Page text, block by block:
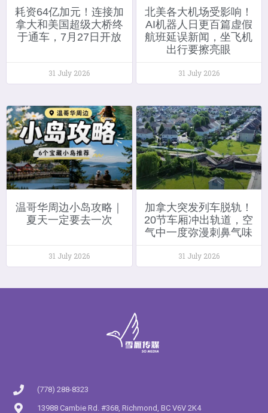
耗资64亿加元！连接加
拿大和美国超级大桥终
于通车，7月27日开放
31 July 2026
北美各大机场受影响！
AI机器人日更百篇虚假
航班延误新闻，坐飞机
出行要擦亮眼
31 July 2026
温哥华周边小岛攻略｜
夏天一定要去一次
31 July 2026
加拿大突发列车脱轨！
20节车厢冲出轨道，空
气中一度弥漫刺鼻气味
31 July 2026
(778) 288-8323
13988 Cambie Rd. #368, Richmond, BC V6V 2K4